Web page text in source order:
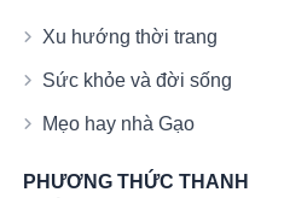
Xu hướng thời trang
Sức khỏe và đời sống
Mẹo hay nhà Gạo
PHƯƠNG THỨC THANH